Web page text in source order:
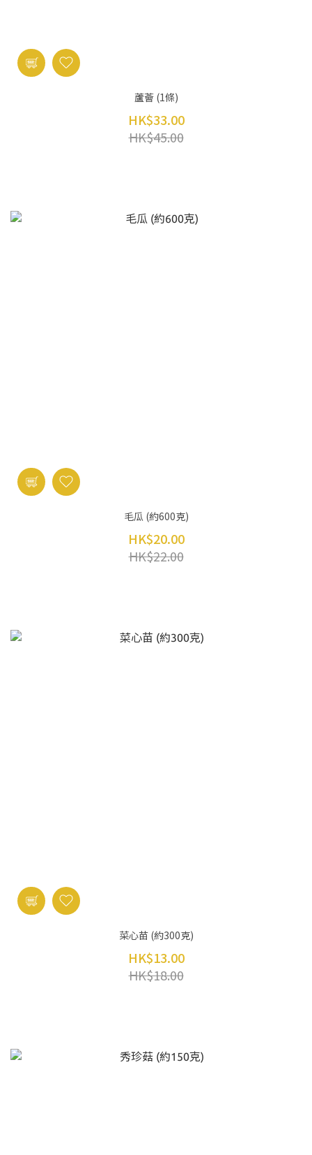
蘆薈 (1條)
HK$33.00
HK$45.00
毛瓜 (約600克)
HK$20.00
HK$22.00
菜心苗 (約300克)
HK$13.00
HK$18.00